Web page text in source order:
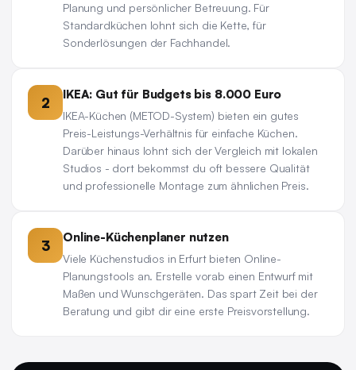
Planung und persönlicher Betreuung. Für
Standardküchen lohnt sich die Kette, für
Sonderlösungen der Fachhandel.
2 IKEA: Gut für Budgets bis 8.000 Euro
IKEA-Küchen (METOD-System) bieten ein gutes
Preis-Leistungs-Verhältnis für einfache Küchen.
Darüber hinaus lohnt sich der Vergleich mit lokalen
Studios - dort bekommst du oft bessere Qualität
und professionelle Montage zum ähnlichen Preis.
3 Online-Küchenplaner nutzen
Viele Küchenstudios in Erfurt bieten Online-
Planungstools an. Erstelle vorab einen Entwurf mit
Maßen und Wunschgeräten. Das spart Zeit bei der
Beratung und gibt dir eine erste Preisvorstellung.